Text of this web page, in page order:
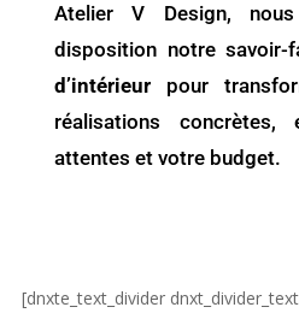
Atelier V Design,
disposition notre
d’intérieurpour
réalisations
attentes et votre budget.
[dnxte_text_divider